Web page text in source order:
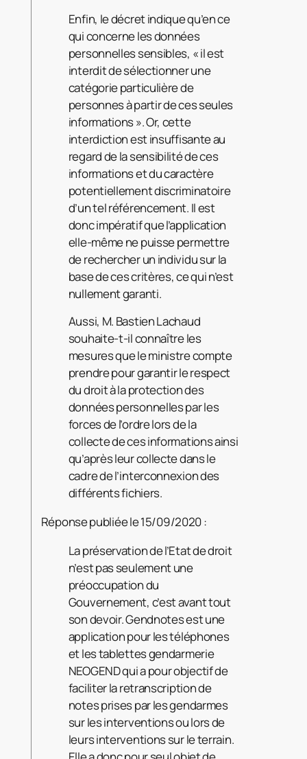
Enfin, le décret indique qu’en ce
qui concerne les données
personnelles sensibles, « il est
interdit de sélectionner une
catégorie particulière de
personnes à partir de ces seules
informations ». Or, cette
interdiction est insuffisante au
regard de la sensibilité de ces
informations et du caractère
potentiellement discriminatoire
d’un tel référencement. Il est
donc impératif que l’application
elle-même ne puisse permettre
de rechercher un individu sur la
base de ces critères, ce qui n’est
nullement garanti.
Aussi, M. Bastien Lachaud
souhaite-t-il connaître les
mesures que le ministre compte
prendre pour garantir le respect
du droit à la protection des
données personnelles par les
forces de l’ordre lors de la
collecte de ces informations ainsi
qu’après leur collecte dans le
cadre de l’interconnexion des
différents fichiers.
Réponse publiée le 15/09/2020 :
La préservation de l’Etat de droit
n’est pas seulement une
préoccupation du
Gouvernement, c’est avant tout
son devoir. Gendnotes est une
application pour les téléphones
et les tablettes gendarmerie
NEOGEND qui a pour objectif de
faciliter la retranscription de
notes prises par les gendarmes
sur les interventions ou lors de
leurs interventions sur le terrain.